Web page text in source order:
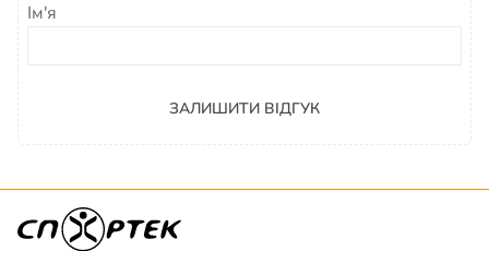
Ім'я
ЗАЛИШИТИ ВІДГУК